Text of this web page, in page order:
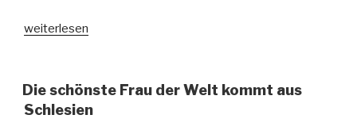
„Was
die
europäische
weiterlesen
Die schönste Frau der Welt kommt aus
Schlesien